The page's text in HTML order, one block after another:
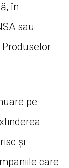
în
sau
pe
și
care